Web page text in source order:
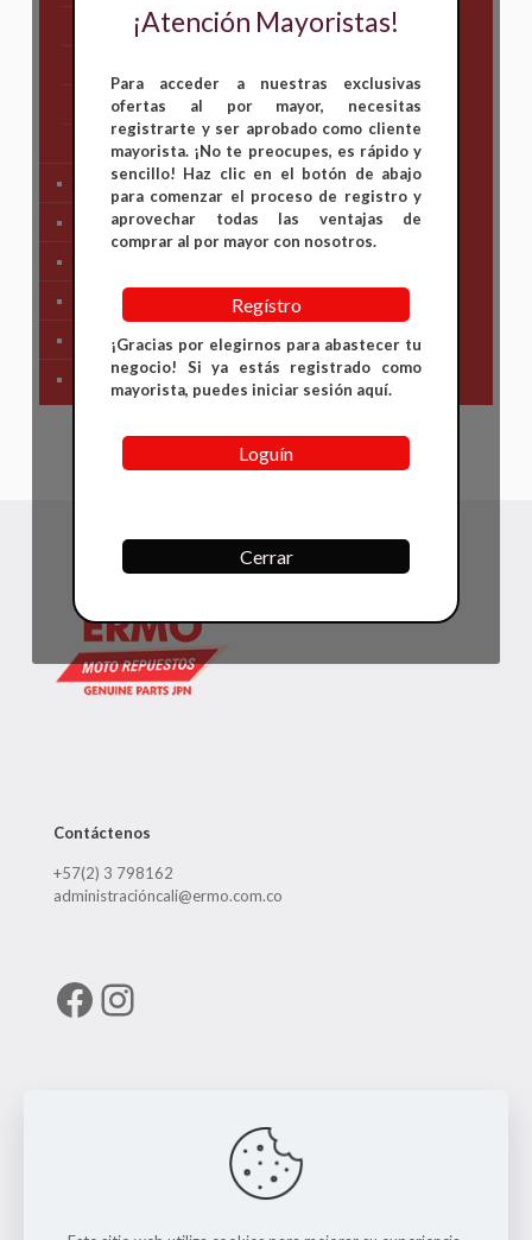
KTM
TVS
Tren Delantero
Partes de Motor
Carenajes
Primera Necesidad
Contáctenos
+57(2) 3 798162
administracióncali@ermo.com.co
Facebook
Instagram
¡Atención Mayoristas!
Para acceder a nuestras exclusivas
ofertas al por mayor, necesitas
registrarte y ser aprobado como cliente
mayorista. ¡No te preocupes, es rápido y
sencillo! Haz clic en el botón de abajo
para comenzar el proceso de registro y
aprovechar todas las ventajas de
comprar al por mayor con nosotros.
Regístro
¡Gracias por elegirnos para abastecer tu
negocio! Si ya estás registrado como
mayorista, puedes iniciar sesión aquí.
Loguín
Cerrar